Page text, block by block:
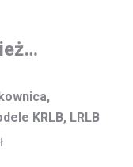
KRLB, LRLB